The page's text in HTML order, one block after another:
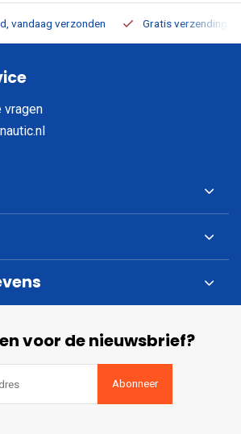
vandaag verzonden Gratis verzending
vragen
voor de nieuwsbrief?
Abonneer